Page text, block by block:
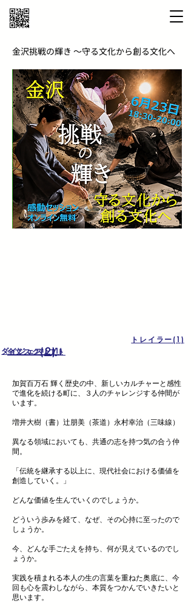
金沢挑戦の輝き ～守る文化から創る文化へ
トレイラー(1)
ダイジェスト(1)
(2)
全文スクリプト
加賀百万石 輝く歴史の中、新しいカルチャーと感性
で進化を続ける町に、３人のチャレンジする仲間が
います。
増井大樹（書）辻朋美（茶道）永村幸治（三味線）
異なる領域においても、共通の志を持つ気の合う仲
間。
「伝統を継承する以上に、現代社会における価値を
創造していく。」
どんな価値を生んでいくのでしょうか。
どういう歩みを経て、なぜ、その心持に至ったので
しょうか。
今、どんな手ごたえを持ち、何が見えているのでし
ょうか。
実践を積まれる本人の生の言葉を重ねた奥底に、今
回も心を震わしながら、本質をつかんでいきたいと
思います。